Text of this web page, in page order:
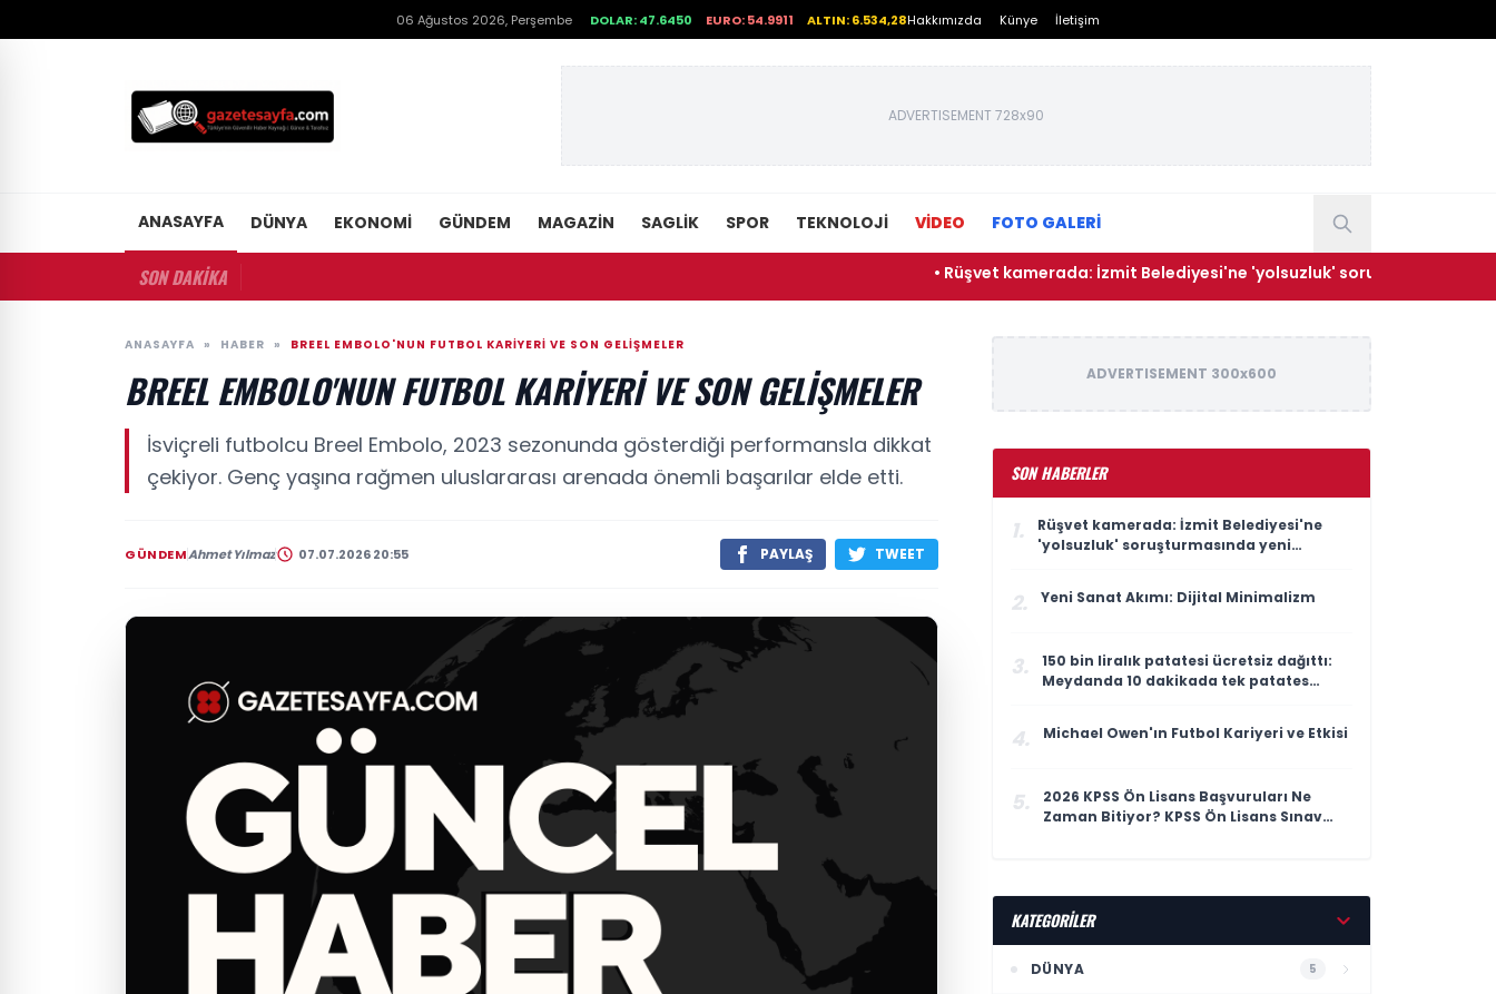
06 Ağustos 2026, Perşembe DOLAR: 47.6450 EURO: 54.9911 ALTIN: 6.534,28Hakkımızda Künye İletişim
ADVERTISEMENT 728x90
ANASAYFA DÜNYA EKONOMI GÜNDEM MAGAZIN SAGLIK SPOR TEKNOLOJI VİDEO FOTO GALERİ
SON DAKİKA • Rüşvet kamerada: İzmit Belediyesi'ne 'yolsuzluk' soruşturmasında yeni
ANASAYFA » HABER » BREEL EMBOLO'NUN FUTBOL KARIYERI VE SON GELIŞMELER
BREEL EMBOLO'NUN FUTBOL KARIYERI VE SON GELIŞMELER
İsviçreli futbolcu Breel Embolo, 2023 sezonunda gösterdiği performansla dikkat
çekiyor. Genç yaşına rağmen uluslararası arenada önemli başarılar elde etti.
GÜNDEMAhmet Yılmaz 07.07.2026 20:55 PAYLAŞ TWEET
ADVERTISEMENT 300x600
SON HABERLER
1.
Rüşvet kamerada: İzmit Belediyesi'ne
'yolsuzluk' soruşturmasında yeni
2. Yeni Sanat Akımı: Dijital Minimalizm
3.
150 bin liralık patatesi ücretsiz dağıttı:
Meydanda 10 dakikada tek patates
4. Michael Owen'ın Futbol Kariyeri ve Etkisi
5.
2026 KPSS Ön Lisans Başvuruları Ne
Zaman Bitiyor? KPSS Ön Lisans Sınav
KATEGORİLER
DÜNYA 5